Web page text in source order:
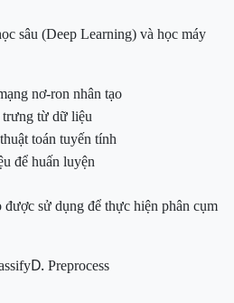
sâu (Deep Learning) và học máy
nơ-ron nhân tạo
trưng từ dữ liệu
toán tuyến tính
để huấn luyện
sử dụng để thực hiện phân cụm
D. Preprocess